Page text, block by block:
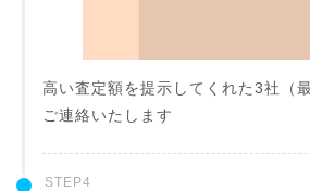
高い査定額を提示してくれた3社（
ご連絡いたします
STEP4